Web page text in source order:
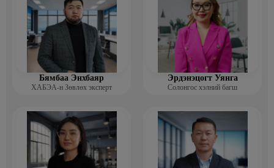
Бямбаа Энхбаяр
ХАБЭА-н Зөвлөх эксперт
Эрдэнэцогт Уянга
Солонгос хэлний багш